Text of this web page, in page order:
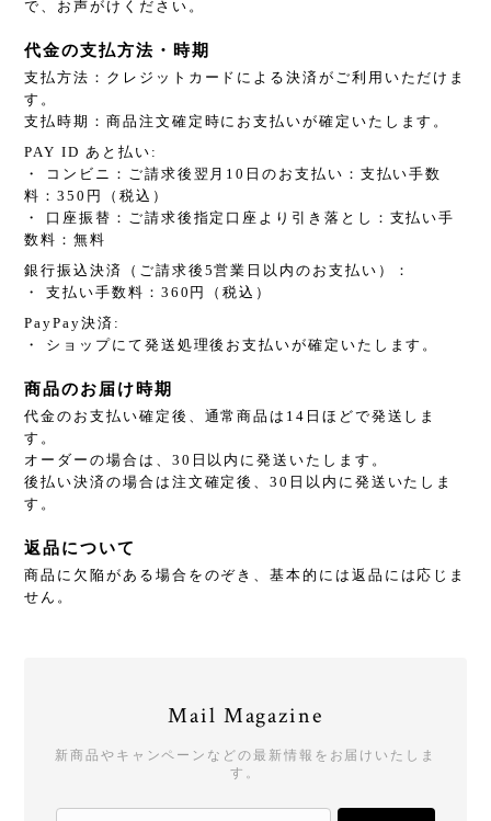
で、お声がけください。
代金の支払方法・時期
支払方法：クレジットカードによる決済がご利用いただけま
す。
支払時期：商品注文確定時にお支払いが確定いたします。
PAY ID あと払い:
・ コンビニ：ご請求後翌月10日のお支払い：支払い手数
料：350円（税込）
・ 口座振替：ご請求後指定口座より引き落とし：支払い手
数料：無料
銀行振込決済（ご請求後5営業日以内のお支払い）：
・ 支払い手数料：360円（税込）
PayPay決済:
・ ショップにて発送処理後お支払いが確定いたします。
商品のお届け時期
代金のお支払い確定後、通常商品は14日ほどで発送しま
す。
オーダーの場合は、30日以内に発送いたします。
後払い決済の場合は注文確定後、30日以内に発送いたしま
す。
返品について
商品に欠陥がある場合をのぞき、基本的には返品には応じま
せん。
Mail Magazine
新商品やキャンペーンなどの最新情報をお届けいたしま
す。